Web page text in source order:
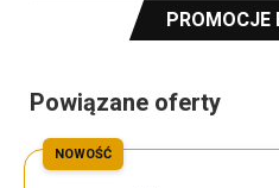
PROMOCJE
Powiązane oferty
NOWOŚĆ